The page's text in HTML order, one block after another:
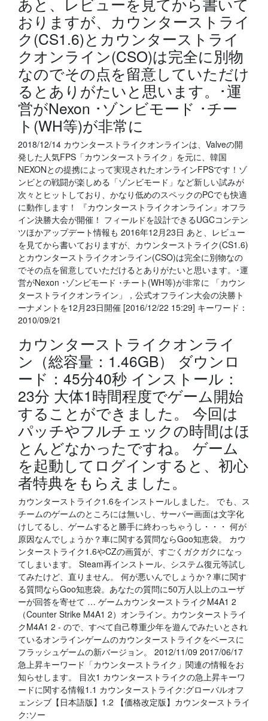
おりますが、カウンターストライ
ク(CS1.6)とカウンターストライ
クオンライン(CSO)は完全に別物
なのでその点を留意していただけ
るとありがたいと思います。･運
営がNexon ･ゾンビモード ･チー
ト(WH等)が非常に
2018/12/14 カウンターストライクオンラインは、Valveの開
発した人気FPS「カウンターストライク」を元に、韓国
NEXONとの提携によって実現されたオンラインFPSです！ゾ
ンビとの戦闘が楽しめる「ゾンビモード」など新しい試みが
次々とヒットしており、かなり低めのスペックのPCでも快適
に動作します！ 『カウンターストライクオンライン』オフラ
イン決勝大会が開催！ フィールドを設計できるUGCコンテン
ツほかアップデート情報も 2016年12月23日 あと、レビュー
を見てから書いておりますが、カウンターストライク(CS1.6)
とカウンターストライクオンライン(CSO)は完全に別物なの
でその点を留意していただけるとありがたいと思います。･運
営がNexon ･ゾンビモード ･チート(WH等)が非常に 「カウン
ターストライクオンライン」，公式オフライン大会の決勝ト
ーナメントを12月23日開催 [2016/12/22 15:29] キーワード：
2010/09/21
カウンターストライクオンライ
ン（総容量：1.46GB） ダウンロ
ード：45分40秒 インストール：
23分 大体1時間程度でゲーム開始
することができました。 今回は
パッチやフルチェックの時間はほ
とんどなかったですね。 ゲーム
を起動してログインすると、初心
者特典をもらえました。
カウンターストライク1.6をインストールしました。 でも、ス
チームのゲームのところには無いし、サーバー画面は文字化
けしてるし、ゲームすると勝手に終わっちゃうし・・・ 何が
原因なんでしょうか？車に関する質問ならGoo知恵袋。 カウ
ンターストライク1.6やCZの画質が、すごくガクガクになっ
てしまいます。 Steam再インストール、システム復元等試し
てみたけど、直りません。 何が悪いんでしょうか？車に関す
る質問ならGoo知恵袋。あなたの質問に50万人以上のユーザ
ーが回答を寄せて … ゲームカウンターストライクM4A1 2
（Counter Strike M4A1 2）オンライン。カウンターストライ
クM4A1 2 - ので、すべて自己尊重少年を遊んでみたいとされ
ているオンラインゲームのカウンターストライクをベースに
フラッシュゲームの新バージョン。 2012/11/09 2017/06/17
急上昇キーワード「カウンターストライク」関連の情報をお
知らせします。 目次1 カウンターストライクの急上昇キーワ
ードに関する情報1.1 カウンターストライク:グローバルオフ
ェンシブ【日本語版】1.2 【価格改定版】カウンターストライ
ク:ソー